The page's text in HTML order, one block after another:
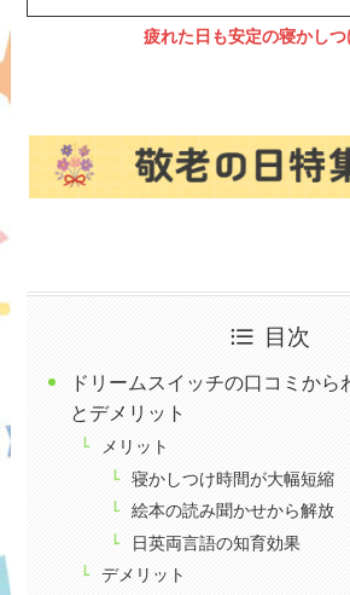
疲れた日も安定の寝かし
目次
ドリームスイッチの口コミから
とデメリット
メリット
寝かしつけ時間が大幅短縮
絵本の読み聞かせから解放
日英両言語の知育効果
デメリット